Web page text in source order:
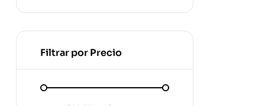
Filtrar por Precio